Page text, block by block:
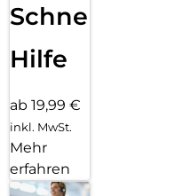
Schnelle
Hilfe
ab 19,99 €
inkl. MwSt.
Mehr
erfahren